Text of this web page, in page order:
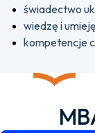
świadectwo
wiedzę i
kompetencje